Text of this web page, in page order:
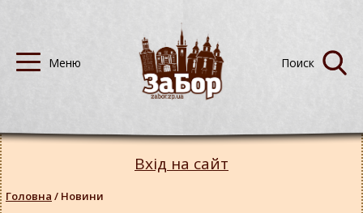
Вхід на сайт
Головна / Новини